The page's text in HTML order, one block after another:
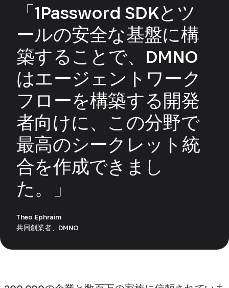
「1Password SDKとツ
ールの安全な基盤に構
築することで、DMNO
はエージェントワーク
フローを構築する開発
者向けに、この分野で
最高のシークレット統
合を作成できまし
た。」
Theo Ephraim
共同創業者、DMNO